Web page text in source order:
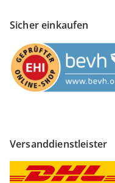
Sicher einkaufen
Versanddienstleister